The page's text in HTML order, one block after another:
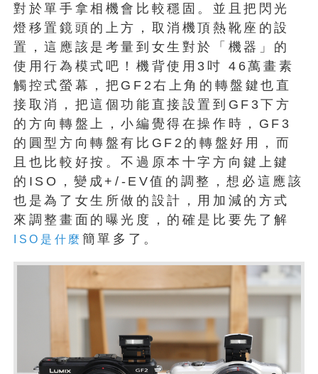
對於單手拿相機會比較穩固。並且把閃光
燈移置鏡頭的上方，取消機頂熱靴座的設
置，這應該是考量到女生對於「機器」的
使用行為模式吧！機背使用3吋 46萬畫素
觸控式螢幕，把GF2右上角的轉盤鍵也直
接取消，把這個功能直接設置到GF3下方
的方向轉盤上，小編覺得在操作時，GF3
的圓型方向轉盤有比GF2的轉盤好用，而
且也比較好按。不過原本十字方向鍵上鍵
的ISO，變成+/-EV值的調整，想必這應該
也是為了女生所做的設計，用加減的方式
來調整畫面的曝光度，的確是比要先了解
ISO是什麼 簡單多了。